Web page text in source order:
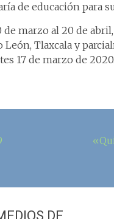
de educación para
marzo al 20 de
León, Tlaxcala y
17 de marzo de 2020.
DE